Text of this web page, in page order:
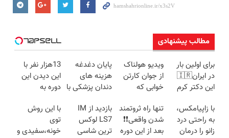
مطالب پیشنهادی
برای اولین بار
در ایران🇮🇷
این دکتر کرم
روزه ساخت!
ویدیو هولناک
از جوان کارتن
خوابی که
آموزش رایگان
پایان دغدغه
هزینه های
دندان پزشکی با
کننده خانگی
13هزار نفر با
این دیدن این
دوره به
رسیدن |
ثبت‌‌نام رایگان
با زاپیامکس،
به راحتی درد
زانو را درمان
تنها راه ثروتمند
شدن واقعی❗❗
بعد از این دوره
بازدید از IM
LS7 لوکس
ترین شاسی
با این روش
توی
خونه،سفیدی و